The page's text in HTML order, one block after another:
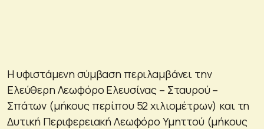
Η υφιστάμενη σύμβαση περιλαμβάνει την
Ελεύθερη Λεωφόρο Ελευσίνας – Σταυρού –
Σπάτων (μήκους περίπου 52 χιλιομέτρων) και τη
Δυτική Περιφερειακή Λεωφόρο Υμηττού (μήκους